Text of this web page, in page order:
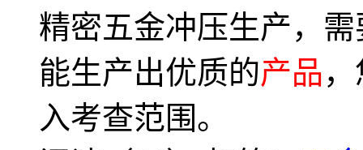
精密五金冲压生产，
能生产出优质的产品
入考查范围。